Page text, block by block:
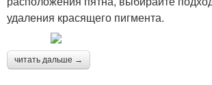
удаления красящего пигмента.
читать дальше →